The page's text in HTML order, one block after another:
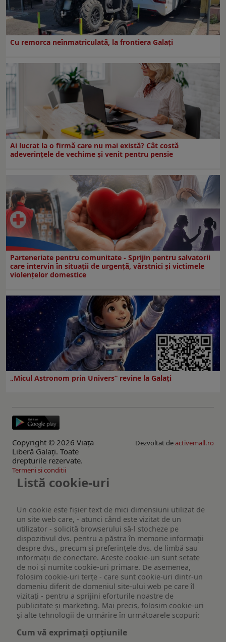
Cu remorca neînmatriculată, la frontiera Galați
Ai lucrat la o firmă care nu mai există? Cât costă
adeverințele de vechime și venit pentru pensie
Parteneriate pentru comunitate - Sprijin pentru salvatorii
care intervin în situații de urgență, vârstnici și victimele
violențelor domestice
„Micul Astronom prin Univers” revine la Galați
Copyright © 2026 Viaţa
Liberă Galaţi. Toate
drepturile rezervate.
Dezvoltat deactivemall.ro
Termeni si conditii
Listă cookie-uri
Un cookie este fişier text de mici dimensiuni utilizat de
un site web care, - atunci când este vizitat de un
utilizator - solicită browserului să-l stocheze pe
dispozitivul dvs. pentru a păstra în memorie informații
despre dvs., precum și preferințele dvs. de limbă sau
informații de conectare. Aceste cookie-uri sunt setate
de noi și numite cookie-uri primare. De asemenea,
folosim cookie-uri terțe - care sunt cookie-uri dintr-un
domeniu diferit de domeniul site-ului web pe care îl
vizitați - pentru a sprijini eforturile noastre de
publicitate și marketing. Mai precis, folosim cookie-uri
și alte tehnologii de urmărire în următoarele scopuri:
Cum vă exprimați opțiunile